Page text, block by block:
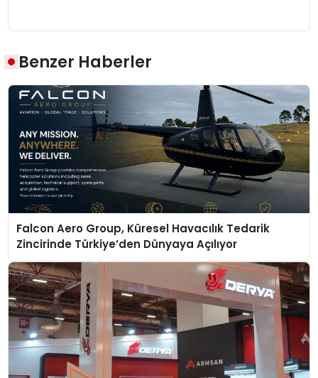
Benzer Haberler
Falcon Aero Group, Küresel Havacılık Tedarik
Zincirinde Türkiye’den Dünyaya Açılıyor